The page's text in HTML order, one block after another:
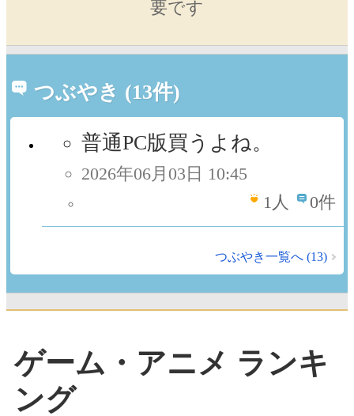
要です
つぶやき (13件)
普通PC版買うよね。
2026年06月03日 10:45
1人 0件
つぶやき一覧へ (13)
ゲーム・アニメ ランキ
ング